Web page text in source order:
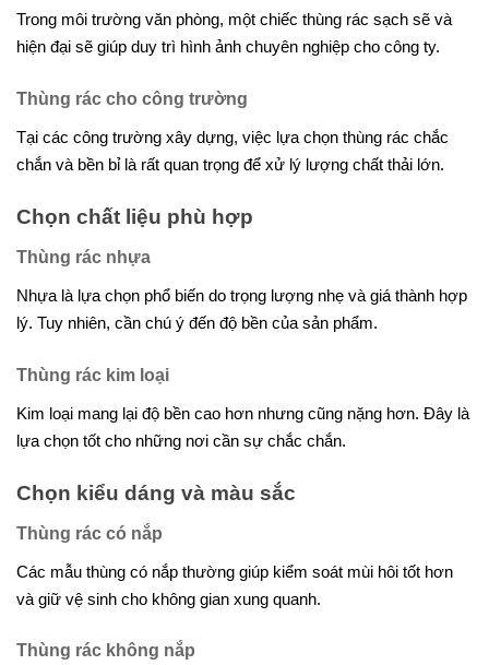
Trong môi trường văn phòng, một chiếc thùng rác sạch sẽ và
hiện đại sẽ giúp duy trì hình ảnh chuyên nghiệp cho công ty.
Thùng rác cho công trường
Tại các công trường xây dựng, việc lựa chọn thùng rác chắc
chắn và bền bỉ là rất quan trọng để xử lý lượng chất thải lớn.
Chọn chất liệu phù hợp
Thùng rác nhựa
Nhựa là lựa chọn phổ biến do trọng lượng nhẹ và giá thành hợp
lý. Tuy nhiên, cần chú ý đến độ bền của sản phẩm.
Thùng rác kim loại
Kim loại mang lại độ bền cao hơn nhưng cũng nặng hơn. Đây là
lựa chọn tốt cho những nơi cần sự chắc chắn.
Chọn kiểu dáng và màu sắc
Thùng rác có nắp
Các mẫu thùng có nắp thường giúp kiểm soát mùi hôi tốt hơn
và giữ vệ sinh cho không gian xung quanh.
Thùng rác không nắp